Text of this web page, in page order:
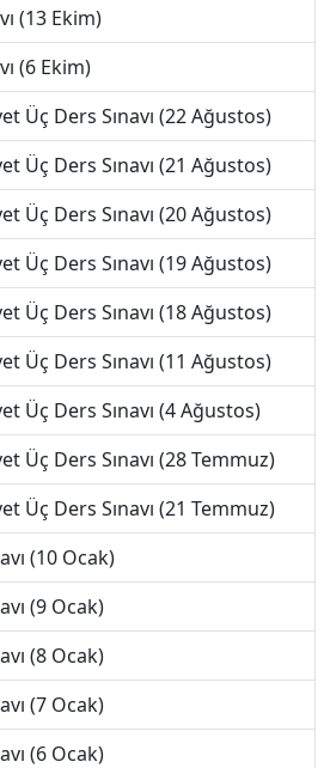
(13 Ekim)
(6 Ekim)
Üç Ders Sınavı (22 Ağustos)
Üç Ders Sınavı (21 Ağustos)
Üç Ders Sınavı (20 Ağustos)
Üç Ders Sınavı (19 Ağustos)
Üç Ders Sınavı (18 Ağustos)
Üç Ders Sınavı (11 Ağustos)
Üç Ders Sınavı (4 Ağustos)
Üç Ders Sınavı (28 Temmuz)
Üç Ders Sınavı (21 Temmuz)
(10 Ocak)
(9 Ocak)
(8 Ocak)
(7 Ocak)
(6 Ocak)